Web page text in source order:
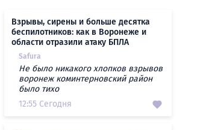
Взрывы, сирены и больше десятка
беспилотников: как в Воронеже и
области отразили атаку БПЛА
Safura
Не было никакого хлопков взрывов
воронеж коминтерновский район
было тихо
12:55 Сегодня